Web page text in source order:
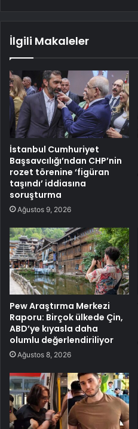
İlgili Makaleler
İstanbul Cumhuriyet
Başsavcılığı’ndan CHP’nin
rozet törenine ‘figüran
taşındı’ iddiasına
soruşturma
Ağustos 9, 2026
Pew Araştırma Merkezi
Raporu: Birçok ülkede Çin,
ABD’ye kıyasla daha
olumlu değerlendiriliyor
Ağustos 8, 2026